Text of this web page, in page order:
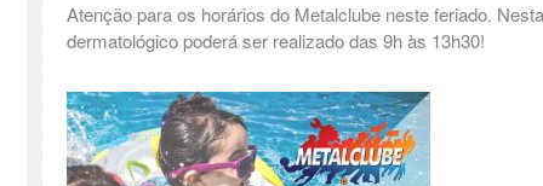
Atenção para os horários do Metalclube neste feriado.
dermatológico poderá ser realizado das 9h às 13h30!